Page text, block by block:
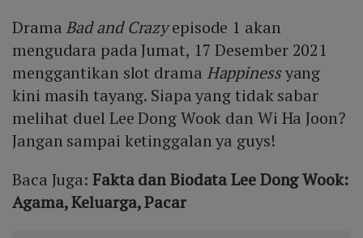
Drama Bad and Crazyepisode 1 akan
mengudara pada Jumat, 17 Desember 2021
menggantikan slot drama Happinessyang
kini masih tayang. Siapa yang tidak sabar
melihat duel Lee Dong Wook dan Wi Ha Joon?
Jangan sampai ketinggalan ya guys!
Baca Juga: Fakta dan Biodata Lee Dong Wook:
Agama, Keluarga, Pacar